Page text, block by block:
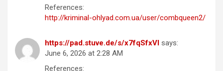
References:
http://kriminal-ohlyad.com.ua/user/combqueen2/
https://pad.stuve.de/s/x7fqSfxVI says:
June 6, 2026 at 2:28 AM
References: